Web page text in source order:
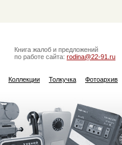
Книга жалоб и предложений
по работе сайта: rodina@22-91.ru
Коллекции Толкучка Фотоархив